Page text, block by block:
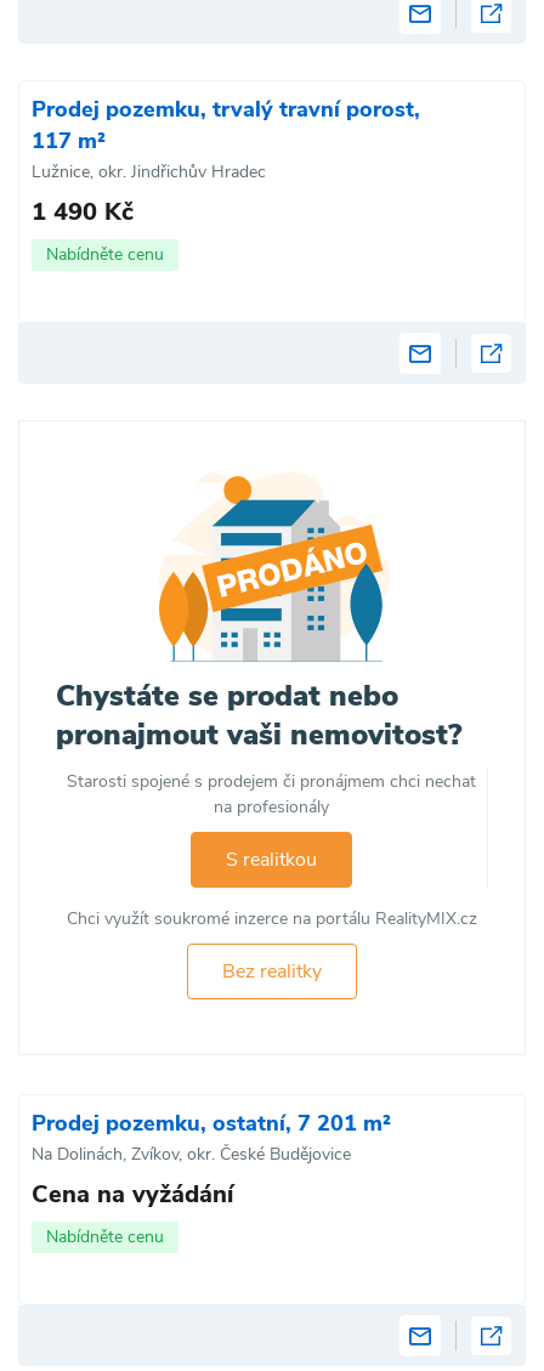
Prodej pozemku, trvalý travní porost,
117 m²
Lužnice, okr. Jindřichův Hradec
1 490 Kč
Nabídněte cenu
Chystáte se prodat nebo
pronajmout vaši nemovitost?
Starosti spojené s prodejem či pronájmem chci nechat
na profesionály
S realitkou
Chci využít soukromé inzerce na portálu RealityMIX.cz
Bez realitky
Prodej pozemku, ostatní, 7 201 m²
Na Dolinách, Zvíkov, okr. České Budějovice
Cena na vyžádání
Nabídněte cenu